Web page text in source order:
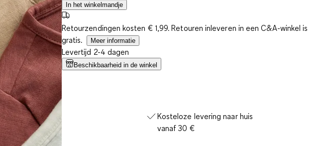
In het winkelmandje
Retourzendingen kosten € 1,99. Retouren inleveren in een C&A-winkel is
gratis.
Meer informatie
Levertijd 2-4 dagen
Beschikbaarheid in de winkel
Kosteloze levering naar huis
vanaf 30 €